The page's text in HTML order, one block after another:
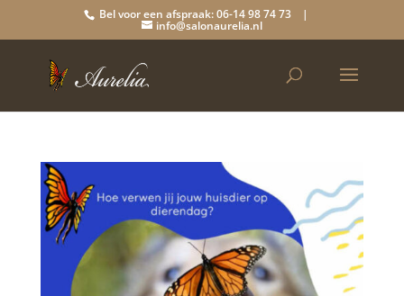
Bel voor een afspraak: 06-14 98 74 73 |
info@salonaurelia.nl